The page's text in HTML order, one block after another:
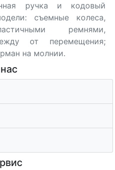
ручка и кодовый
съемные колеса,
ремнями,
от перемещения;
на молнии.